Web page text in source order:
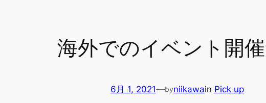
海外でのイベント開
6月 1, 2021—byniikawain Pick up